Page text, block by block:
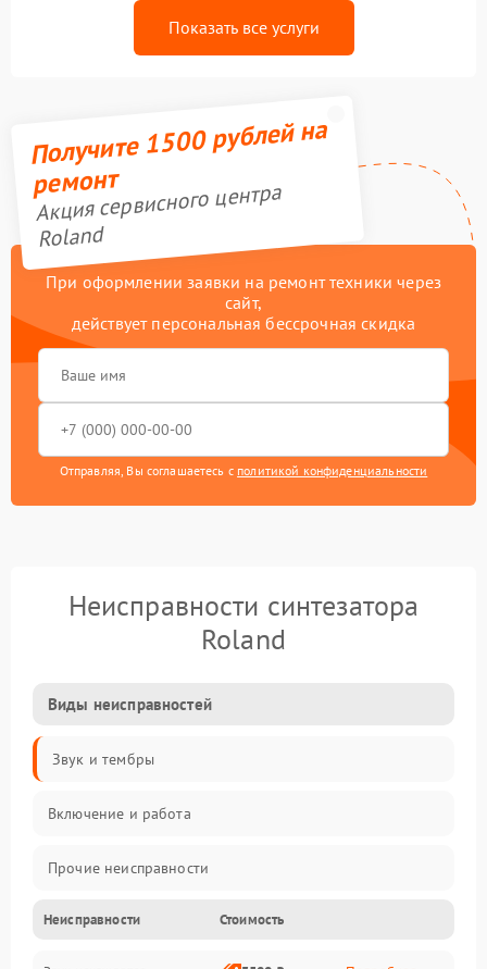
Показать все услуги
Получите 1500 рублей на
ремонт
Акция сервисного центра
Roland
При оформлении заявки на ремонт техники через
сайт,
действует персональная бессрочная скидка
Отправляя, Вы соглашаетесь с политикой конфиденциальности
Неисправности синтезатора
Roland
Виды неисправностей
Звук и тембры
Включение и работа
Прочие неисправности
Управление и электроника
Неисправности Стоимость